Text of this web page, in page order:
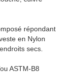
répondant
en Nylon
secs.
ASTM-B8